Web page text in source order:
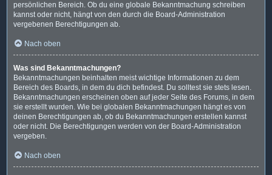
persönlichen Bereich. Ob du eine globale Bekanntmachung schreiben
kannst oder nicht, hängt von den durch die Board-Administration
vergebenen Berechtigungen ab.
Nach oben
Was sind Bekanntmachungen?
Bekanntmachungen beinhalten meist wichtige Informationen zu dem
Bereich des Boards, in dem du dich befindest. Du solltest sie stets lesen.
Bekanntmachungen erscheinen oben auf jeder Seite des Forums, in dem
sie erstellt wurden. Wie bei globalen Bekanntmachungen hängt es von
deinen Berechtigungen ab, ob du Bekanntmachungen erstellen kannst
oder nicht. Die Berechtigungen werden von der Board-Administration
vergeben.
Nach oben